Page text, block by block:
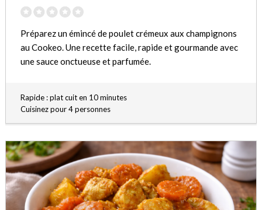
Préparez un émincé de poulet crémeux aux champignons
au Cookeo. Une recette facile, rapide et gourmande avec
une sauce onctueuse et parfumée.
Rapide : plat cuit en 10 minutes
Cuisinez pour 4 personnes